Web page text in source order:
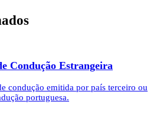
Condução Estrangeira
condução emitida por país terceiro ou
portuguesa.